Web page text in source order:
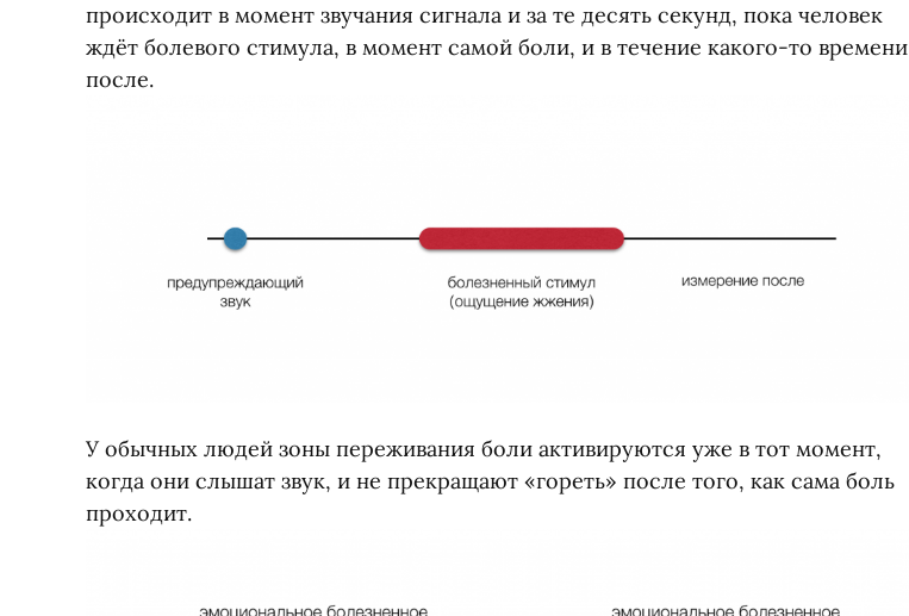
происходит в момент звучания сигнала и за те десять секунд, пока человек
ждёт болевого стимула, в момент самой боли, и в течение какого-то времени
после.
У обычных людей зоны переживания боли активируются уже в тот момент,
когда они слышат звук, и не прекращают «гореть» после того, как сама боль
проходит.